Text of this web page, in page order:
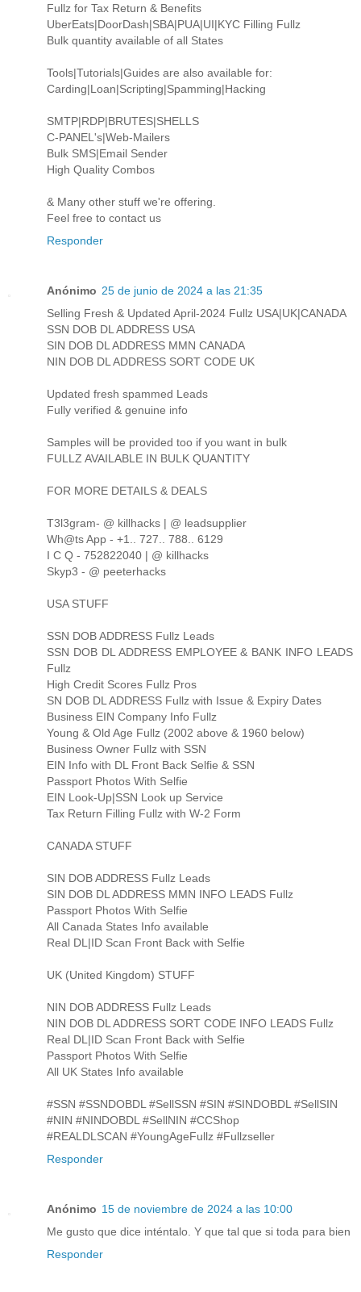
Fullz for Tax Return & Benefits
UberEats|DoorDash|SBA|PUA|UI|KYC Filling Fullz
Bulk quantity available of all States
Tools|Tutorials|Guides are also available for:
Carding|Loan|Scripting|Spamming|Hacking
SMTP|RDP|BRUTES|SHELLS
C-PANEL's|Web-Mailers
Bulk SMS|Email Sender
High Quality Combos
& Many other stuff we're offering.
Feel free to contact us
Responder
Anónimo 25 de junio de 2024 a las 21:35
Selling Fresh & Updated April-2024 Fullz USA|UK|CANADA
SSN DOB DL ADDRESS USA
SIN DOB DL ADDRESS MMN CANADA
NIN DOB DL ADDRESS SORT CODE UK
Updated fresh spammed Leads
Fully verified & genuine info
Samples will be provided too if you want in bulk
FULLZ AVAILABLE IN BULK QUANTITY
FOR MORE DETAILS & DEALS
T3l3gram- @ killhacks | @ leadsupplier
Wh@ts App - +1.. 727.. 788.. 6129
I C Q - 752822040 | @ killhacks
Skyp3 - @ peeterhacks
USA STUFF
SSN DOB ADDRESS Fullz Leads
SSN DOB DL ADDRESS EMPLOYEE & BANK INFO LEADS
Fullz
High Credit Scores Fullz Pros
SN DOB DL ADDRESS Fullz with Issue & Expiry Dates
Business EIN Company Info Fullz
Young & Old Age Fullz (2002 above & 1960 below)
Business Owner Fullz with SSN
EIN Info with DL Front Back Selfie & SSN
Passport Photos With Selfie
EIN Look-Up|SSN Look up Service
Tax Return Filling Fullz with W-2 Form
CANADA STUFF
SIN DOB ADDRESS Fullz Leads
SIN DOB DL ADDRESS MMN INFO LEADS Fullz
Passport Photos With Selfie
All Canada States Info available
Real DL|ID Scan Front Back with Selfie
UK (United Kingdom) STUFF
NIN DOB ADDRESS Fullz Leads
NIN DOB DL ADDRESS SORT CODE INFO LEADS Fullz
Real DL|ID Scan Front Back with Selfie
Passport Photos With Selfie
All UK States Info available
#SSN #SSNDOBDL #SellSSN #SIN #SINDOBDL #SellSIN
#NIN #NINDOBDL #SellNIN #CCShop
#REALDLSCAN #YoungAgeFullz #Fullzseller
Responder
Anónimo 15 de noviembre de 2024 a las 10:00
Me gusto que dice inténtalo. Y que tal que si toda para bien
Responder